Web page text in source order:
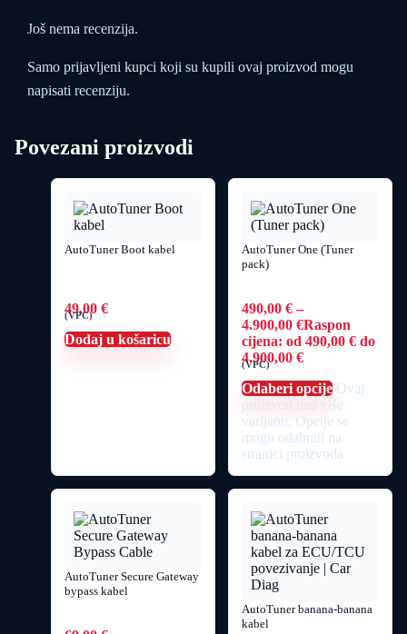
Još nema recenzija.
Samo prijavljeni kupci koji su kupili ovaj proizvod mogu
napisati recenziju.
Povezani proizvodi
AutoTuner Boot kabel
49,00 €
(VPC)
Dodaj u košaricu
AutoTuner One (Tuner
pack)
490,00 € –
4.900,00 €Raspon
cijena: od 490,00 € do
4.900,00 €
(VPC)
Odaberi opcije Ovaj
proizvod ima više
varijanti. Opcije se
mogu odabrati na
stranici proizvoda
AutoTuner Secure Gateway
bypass kabel
AutoTuner banana-banana
kabel